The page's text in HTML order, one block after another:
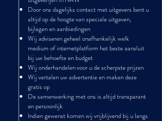
Door ons dagelijks contact met uitgevers bent u
altijd op de hoogte van speciale uitgaven,
bijlagen en aanbiedingen
Wij adviseren geheel onafhankelijk welk
medium of internetplatform het beste aansluit
bij uw behoefte en budget
Wij onderhandelen voor u de scherpste prijzen
Wij vertalen uw advertentie en maken deze
gratis op
De samenwerking met ons is altijd transparant
en persoonlijk
Indien gewenst komen wij vrijblijvend bij u langs